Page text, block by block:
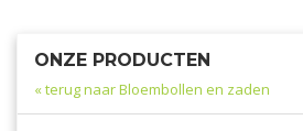
ONZE PRODUCTEN
« terug naar Bloembollen en zaden